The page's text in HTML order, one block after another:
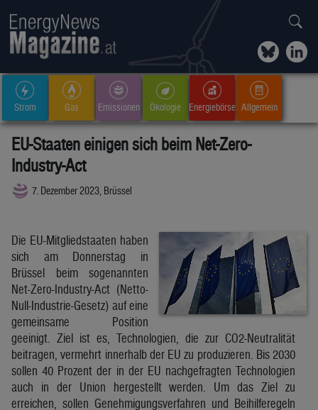
Strom Gas Emissionen Ökologie Energiebörse Allgemein
EU-Staaten einigen sich beim Net-Zero-
Industry-Act
7. Dezember 2023, Brüssel
Die EU-Mitgliedstaaten haben
sich am Donnerstag in
Brüssel beim sogenannten
Net-Zero-Industry-Act (Netto-
Null-Industrie-Gesetz) auf eine
gemeinsame Position
geeinigt. Ziel ist es, Technologien, die zur CO2-Neutralität
beitragen, vermehrt innerhalb der EU zu produzieren. Bis 2030
sollen 40 Prozent der in der EU nachgefragten Technologien
auch in der Union hergestellt werden. Um das Ziel zu
erreichen, sollen Genehmigungsverfahren und Beihilferegeln